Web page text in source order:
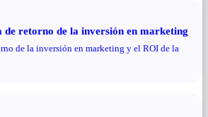
de retorno de la inversión en marketing
de la inversión en marketing y el ROI de la